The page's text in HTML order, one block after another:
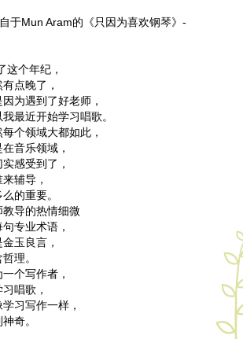
于Mun Aram的《只因为喜欢钢琴》-
这个年纪，
有点晚了，
因为遇到了好老师，
我最近开始学习唱歌。
每个领域大都如此，
音乐领域，
感受到了，
辅导，
的重要。
教导的热情细微
句专业术语，
玉良言，
理。
个写作者，
唱歌，
习写作一样，
奇。